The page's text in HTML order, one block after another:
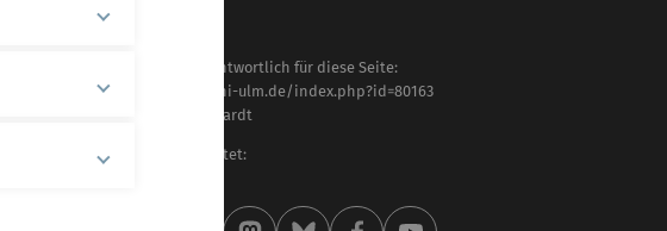
Inhaltlich verantwortlich für diese Seite:
https://www.uni-ulm.de/index.php?id=80163
Christine Liebhardt
Zuletzt bearbeitet: